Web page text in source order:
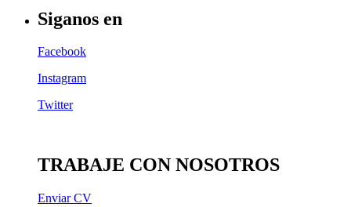
Siganos en
Facebook
Instagram
Twitter
TRABAJE CON NOSOTROS
Enviar CV